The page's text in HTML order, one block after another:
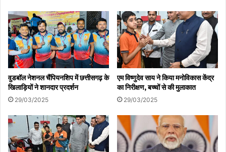
वुडबॉल नेशनल चैंपियनशिप में छत्तीसगढ़ के
खिलाड़ियों ने शानदार प्रदर्शन
29/03/2025
एम विष्णुदेव साय ने किया मनोविकास केंद्र
का निरीक्षण, बच्चों से की मुलाकात
29/03/2025